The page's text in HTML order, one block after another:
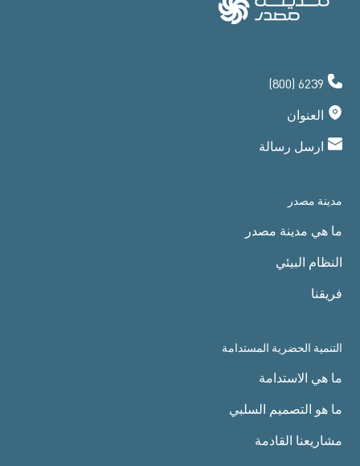
(800) 6239
العنوان
ارسل رسالة
مدينة مصدر
ما هي مدينة مصدر
النظام البيئي
فريقنا
التنمية الحضرية المستدامة
ما هي الاستدامة
ما هو التصميم السلبي
مشاريعنا القادمة